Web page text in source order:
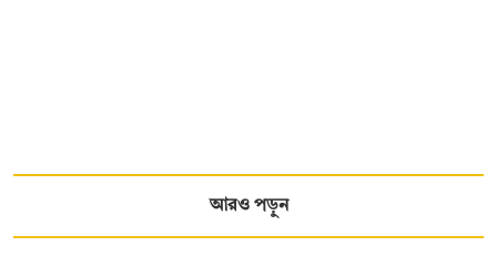
আরও পড়ুন